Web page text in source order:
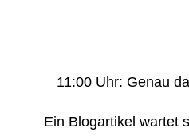
11:00 Uhr: Genau
Ein Blogartikel wartet